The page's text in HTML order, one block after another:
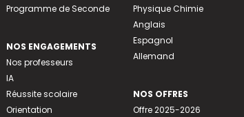
Programme de Seconde
NOS ENGAGEMENTS
Nos professeurs
IA
Réussite scolaire
Orientation
Physique Chimie
Anglais
Espagnol
Allemand
NOS OFFRES
Offre 2025-2026